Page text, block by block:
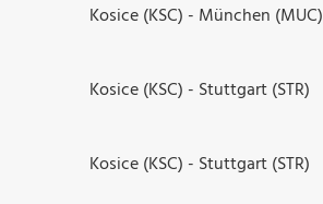
Kosice (KSC) - München (MUC)
Kosice (KSC) - Stuttgart (STR)
Kosice (KSC) - Stuttgart (STR)